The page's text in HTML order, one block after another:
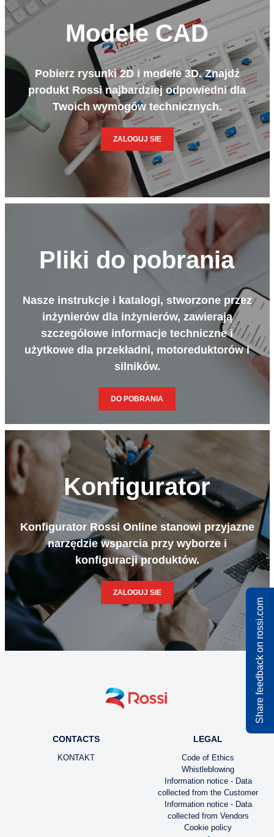
Modele CAD
Pobierz rysunki 2D i modele 3D. Znajdź
produkt Rossi najbardziej odpowiedni dla
Twoich wymogów technicznych.
ZALOGUJ SIE
Pliki do pobrania
Nasze instrukcje i katalogi, stworzone przez
inżynierów dla inżynierów, zawierają
szczegółowe informacje techniczne i
użytkowe dla przekładni, motoreduktorów i
silników.
DO POBRANIA
Konfigurator
Konfigurator Rossi Online stanowi przyjazne
narzędzie wsparcia przy wyborze i
konfiguracji produktów.
ZALOGUJ SIE
CONTACTS
KONTAKT
LEGAL
Code of Ethics
Whistleblowing
Information notice - Data
collected from the Customer
Information notice - Data
collected from Vendors
Cookie policy
Share feedback on rossi.com